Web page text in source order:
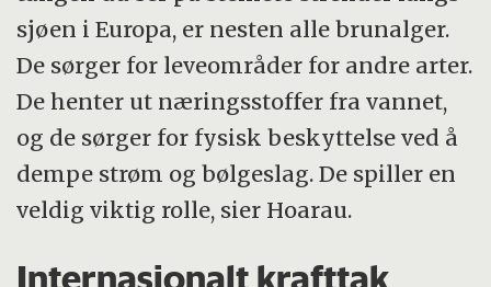
sjøen i Europa, er nesten alle brunalger.
De sørger for leveområder for andre arter.
De henter ut næringsstoffer fra vannet,
og de sørger for fysisk beskyttelse ved å
dempe strøm og bølgeslag. De spiller en
veldig viktig rolle, sier Hoarau.